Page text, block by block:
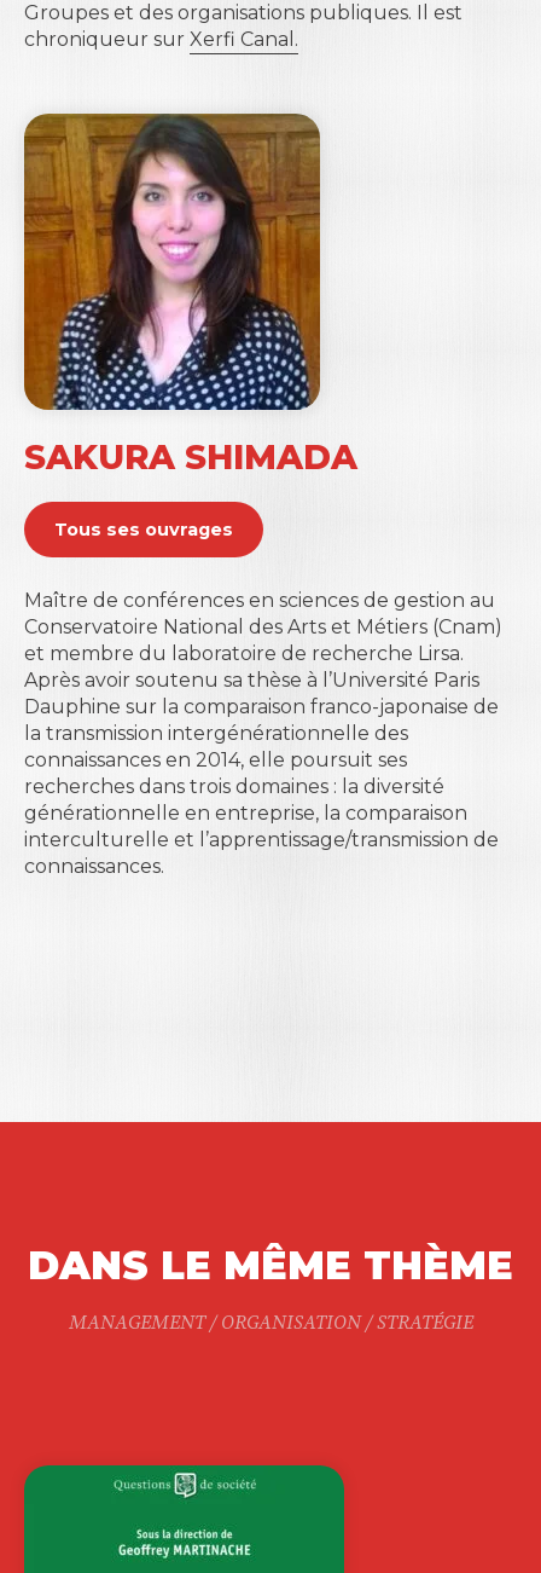
Groupes et des organisations publiques. Il est
chroniqueur sur Xerfi Canal.
SAKURA SHIMADA
Tous ses ouvrages
Maître de conférences en sciences de gestion au
Conservatoire National des Arts et Métiers (Cnam)
et membre du laboratoire de recherche Lirsa.
Après avoir soutenu sa thèse à l’Université Paris
Dauphine sur la comparaison franco-japonaise de
la transmission intergénérationnelle des
connaissances en 2014, elle poursuit ses
recherches dans trois domaines : la diversité
générationnelle en entreprise, la comparaison
interculturelle et l’apprentissage/transmission de
connaissances.
DANS LE MÊME THÈME
MANAGEMENT / ORGANISATION / STRATÉGIE